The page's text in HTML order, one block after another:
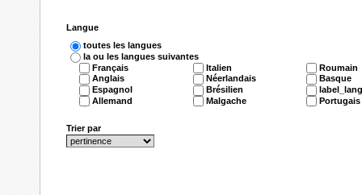
Langue
toutes les langues
la ou les langues suivantes
Français
Anglais
Espagnol
Allemand
Italien
Néerlandais
Brésilien
Malgache
Roumain
Basque
Portugais
Trier par